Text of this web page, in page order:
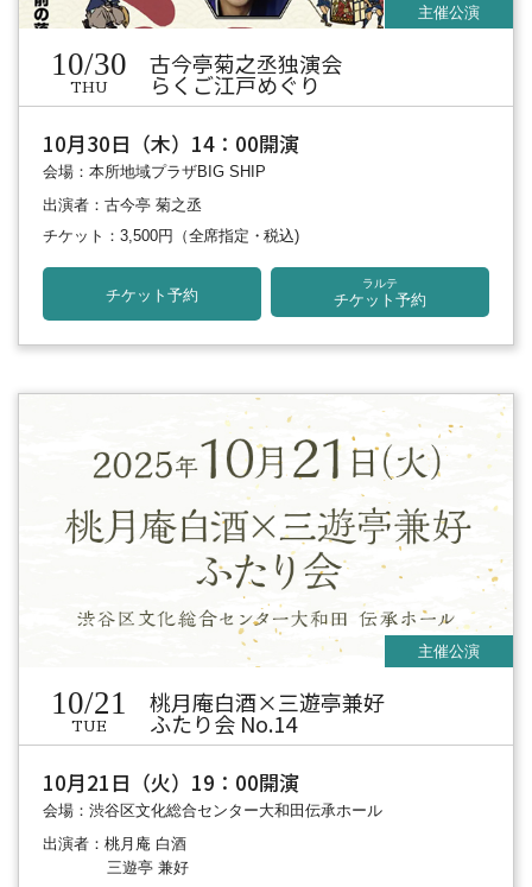
10/30
THU
古今亭菊之丞独演会
らくご江戸めぐり
10月30日（木）14：00開演
会場：本所地域プラザBIG SHIP
出演者：古今亭 菊之丞
チケット：3,500円 （全席指定・税込)
チケット予約
ラルテ
チケット予約
10/21
TUE
桃月庵白酒×三遊亭兼好
ふたり会 No.14
10月21日（火）19：00開演
会場：渋谷区文化総合センター大和田伝承ホール
出演者：桃月庵 白酒
三遊亭 兼好